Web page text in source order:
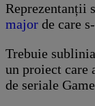
Reprezentanții
major de care
Trebuie
un proiect care
de seriale